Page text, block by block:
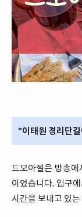
"이태원 경리단
드모아젤은 방송에
이었습니다. 입구
시간을 보내고 있